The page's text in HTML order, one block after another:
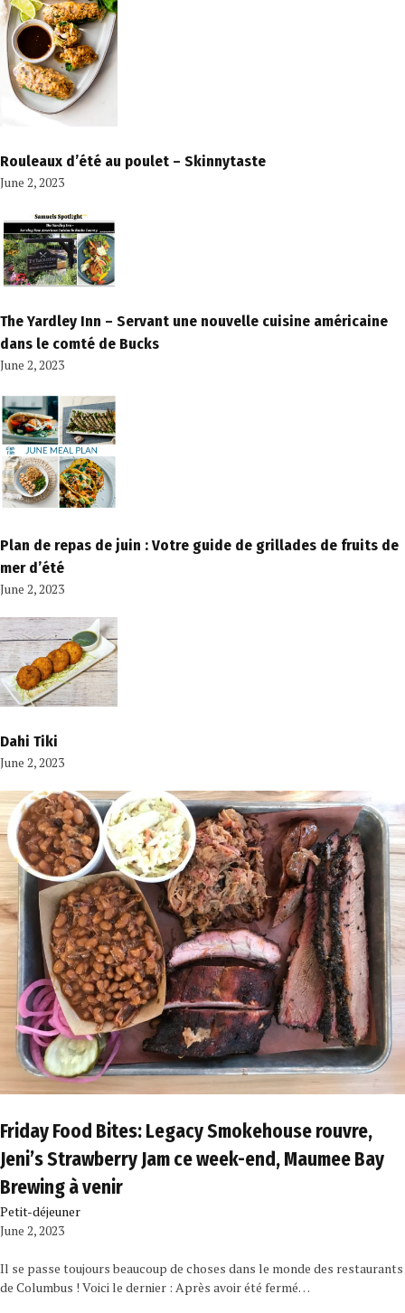
Rouleaux d’été au poulet – Skinnytaste
June 2, 2023
The Yardley Inn – Servant une nouvelle cuisine américaine
dans le comté de Bucks
June 2, 2023
Plan de repas de juin : Votre guide de grillades de fruits de
mer d’été
June 2, 2023
Dahi Tiki
June 2, 2023
Friday Food Bites: Legacy Smokehouse rouvre,
Jeni’s Strawberry Jam ce week-end, Maumee Bay
Brewing à venir
Petit-déjeuner
June 2, 2023
Il se passe toujours beaucoup de choses dans le monde des restaurants
de Columbus ! Voici le dernier : Après avoir été fermé…